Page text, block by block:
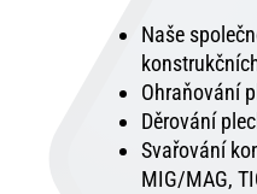
Naše
Ohraňování
Děrování
Svařování
MIG/MAG,